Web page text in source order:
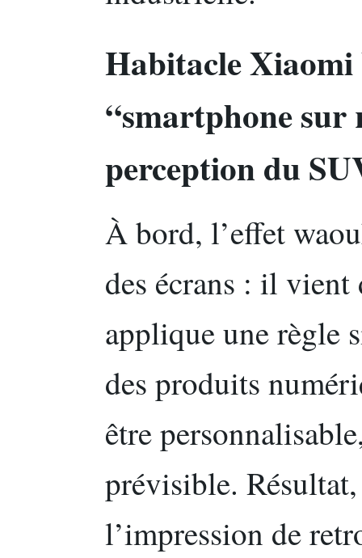
Habitacle Xiaomi
“smartphone sur
perception du
À bord, l’effet
des écrans : il
applique une règle
des produits
être
prévisible.
l’impression de